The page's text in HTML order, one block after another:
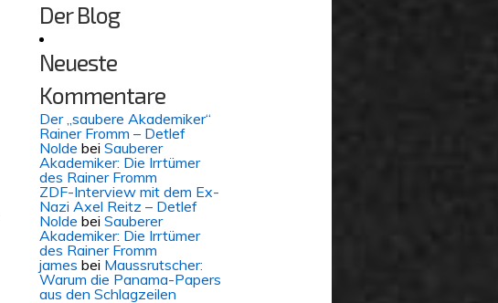
Der Blog
Neueste
Kommentare
Der „saubere Akademiker“
Rainer Fromm – Detlef
Nolde bei Sauberer
Akademiker: Die Irrtümer
des Rainer Fromm
ZDF-Interview mit dem Ex-
Nazi Axel Reitz – Detlef
Nolde bei Sauberer
Akademiker: Die Irrtümer
des Rainer Fromm
james bei Maussrutscher:
Warum die Panama-Papers
aus den Schlagzeilen